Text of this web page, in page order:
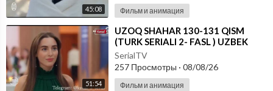
45:08 Фильм и анимация
51:54
⁣UZOQ SHAHAR 130-131 QISM
(TURK SERIALI 2- FASL ) UZBEK
TILIDA
SerialTV
257 Просмотры · 08/08/26
Фильм и анимация